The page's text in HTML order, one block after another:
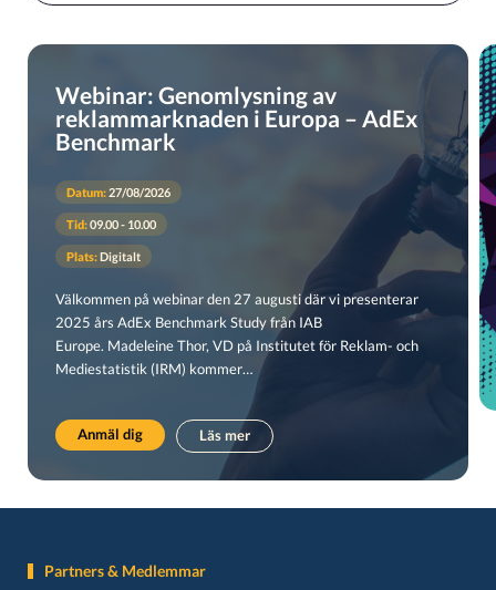
Webinar: Genomlysning av
reklammarknaden i Europa – AdEx
Benchmark
Datum: 27/08/2026
Tid:09.00 - 10.00
Plats:Digitalt
Välkommen på webinar den 27 augusti där vi presenterar
2025 års AdEx Benchmark Study från IAB
Europe. Madeleine Thor, VD på Institutet för Reklam- och
Mediestatistik (IRM) kommer…
Anmäl dig Läs mer
Partners & Medlemmar